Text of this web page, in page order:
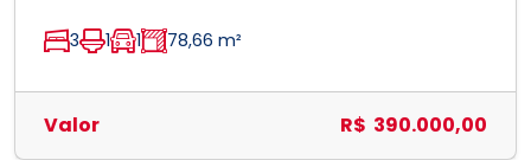
3 1 1 78,66 m²
Valor R$ 390.000,00